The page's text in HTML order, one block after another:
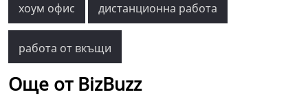
хоум офис дистанционна работа
работа от вкъщи
Още от BizBuzz